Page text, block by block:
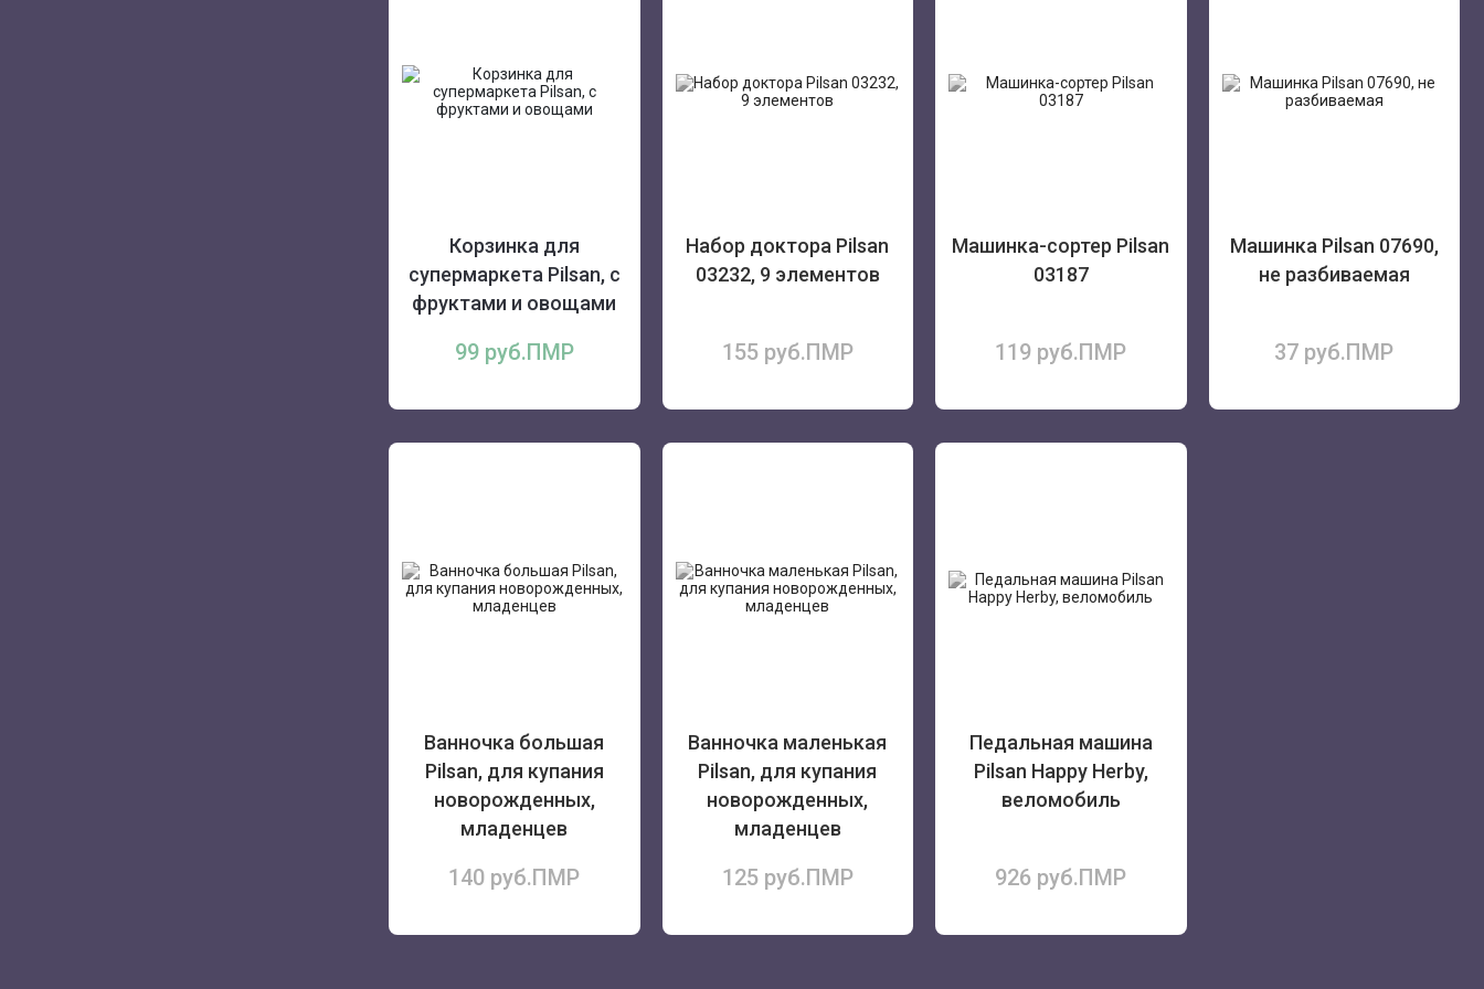
Корзинка для
супермаркета Pilsan, с
фруктами и овощами
99 руб.ПМР
Набор доктора Pilsan
03232, 9 элементов
155 руб.ПМР
Машинка-сортер Pilsan
03187
119 руб.ПМР
Машинка Pilsan 07690,
не разбиваемая
37 руб.ПМР
Ванночка большая
Pilsan, для купания
новорожденных,
младенцев
140 руб.ПМР
Ванночка маленькая
Pilsan, для купания
новорожденных,
младенцев
125 руб.ПМР
Педальная машина
Pilsan Happy Herby,
веломобиль
926 руб.ПМР